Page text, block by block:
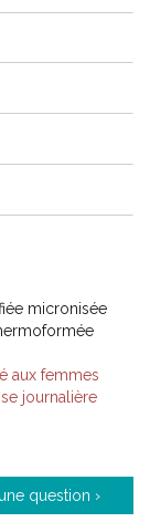
micronisée
aux femmes
journalière
question ›